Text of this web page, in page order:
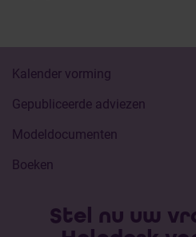
Kalender vorming
Gepubliceerde adviezen
Modeldocumenten
Boeken
Stel nu uw